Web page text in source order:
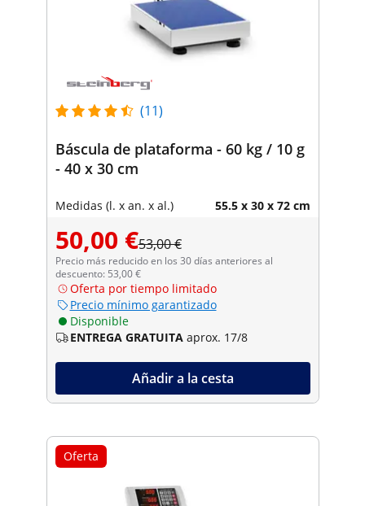
(11)
Báscula de plataforma - 60 kg / 10 g
- 40 x 30 cm
Medidas (l. x an. x al.) 55.5 x 30 x 72 cm
50,00 €53,00 €
Precio más reducido en los 30 días anteriores al
descuento: 53,00 €
Oferta por tiempo limitado
Precio mínimo garantizado
Disponible
ENTREGA GRATUITA aprox. 17/8
Añadir a la cesta
Oferta